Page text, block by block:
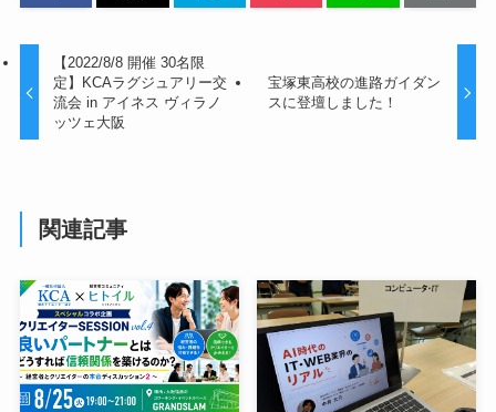
【2022/8/8 開催 30名限
定】KCAラグジュアリー交
流会 in アイネス ヴィラノ
ッツェ大阪
宝塚東高校の進路ガイダン
スに登壇しました！
関連記事